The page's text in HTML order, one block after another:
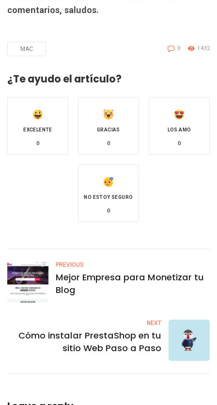
comentarios, saludos.
Tagged
MAC 0 1432
¿Te ayudo el artículo?
EXCELENTE
0
GRACIAS
0
LOS AMO
0
NO ESTOY SEGURO
0
PREVIOUS
Mejor Empresa para Monetizar tu
Blog
NEXT
Cómo instalar PrestaShop en tu
sitio Web Paso a Paso